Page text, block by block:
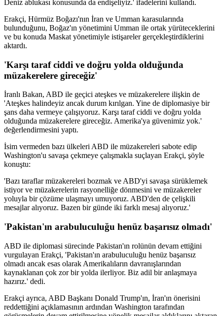
Deniz ablukası konusunda da endişeliyiz.' ifadelerini kullandı.
Erakçi, Hürmüz Boğazı'nın İran ve Umman karasularında
bulunduğunu, Boğaz'ın yönetimini Umman ile ortak yürüteceklerini
ve bu konuda Maskat yönetimiyle istişareler gerçekleştirdiklerini
aktardı.
'Karşı taraf ciddi ve doğru yolda olduğunda
müzakerelere gireceğiz'
İranlı Bakan, ABD ile geçici ateşkes ve müzakerelere ilişkin de
'Ateşkes halindeyiz ancak durum kırılgan. Yine de diplomasiye bir
şans daha vermeye çalışıyoruz. Karşı taraf ciddi ve doğru yolda
olduğunda müzakerelere gireceğiz. Amerika'ya güvenimiz yok.'
değerlendirmesini yaptı.
İsim vermeden bazı ülkeleri ABD ile müzakereleri sabote edip
Washington'u savaşa çekmeye çalışmakla suçlayan Erakçi, şöyle
konuştu:
'Bazı taraflar müzakereleri bozmak ve ABD'yi savaşa sürüklemek
istiyor ve müzakerelerin rasyonelliğe dönmesini ve müzakereler
yoluyla bir çözüme ulaşmayı umuyoruz. ABD'den de çelişkili
mesajlar alıyoruz. Bazen bir günde iki farklı mesaj alıyoruz.'
'Pakistan'ın arabuluculuğu henüz başarısız olmadı'
ABD ile diplomasi sürecinde Pakistan'ın rolünün devam ettiğini
vurgulayan Erakçi, 'Pakistan'ın arabuluculuğu henüz başarısız
olmadı ancak esas olarak Amerikalıların davranışlarından
kaynaklanan çok zor bir yolda ilerliyor. Biz adil bir anlaşmaya
hazırız.' dedi.
Erakçi ayrıca, ABD Başkanı Donald Trump'ın, İran'ın önerisini
reddettiğini açıklamasının ardından Washington tarafından